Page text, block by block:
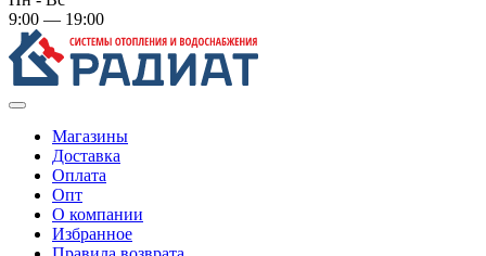
9:00 — 19:00
Магазины
Доставка
Оплата
Опт
О компании
Избранное